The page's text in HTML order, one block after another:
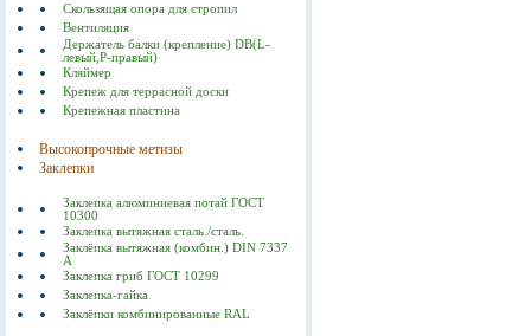
Скользящая опора для стропил
Вентиляция
Держатель балки (крепление) DB(L-
левый,P-правый)
Кляймер
Крепеж для террасной доски
Крепежная пластина
Высокопрочные метизы
Заклепки
Заклепка алюминиевая потай ГОСТ
10300
Заклепка вытяжная сталь./сталь.
Заклёпка вытяжная (комбин.) DIN 7337
А
Заклепка гриб ГОСТ 10299
Заклепка-гайка
Заклёпки комбинированные RAL